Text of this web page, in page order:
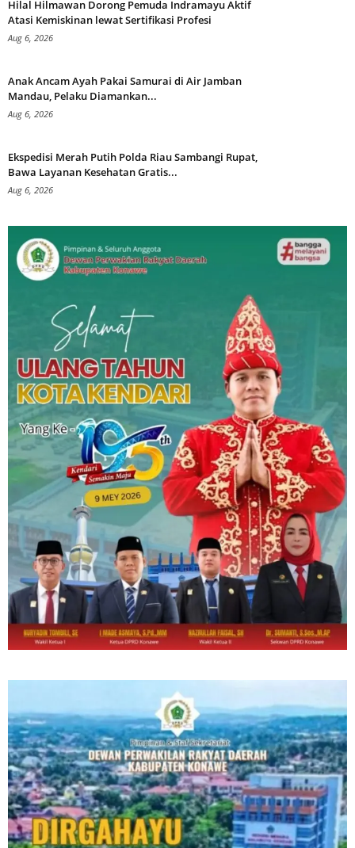
Hilal Hilmawan Dorong Pemuda Indramayu Aktif
Atasi Kemiskinan lewat Sertifikasi Profesi
Aug 6, 2026
Anak Ancam Ayah Pakai Samurai di Air Jamban
Mandau, Pelaku Diamankan...
Aug 6, 2026
Ekspedisi Merah Putih Polda Riau Sambangi Rupat,
Bawa Layanan Kesehatan Gratis...
Aug 6, 2026